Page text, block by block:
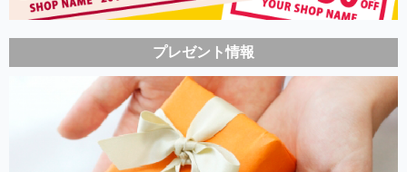
プレゼント情報